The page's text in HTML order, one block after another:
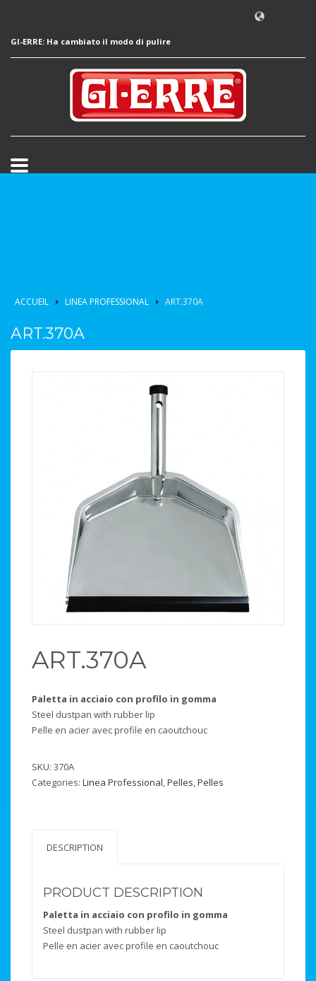
GI-ERRE: Ha cambiato il modo di pulire
ACCUEIL LINEA PROFESSIONAL ART.370A
ART.370A
ART.370A
Paletta in acciaio con profilo in gomma
Steel dustpan with rubber lip
Pelle en acier avec profile en caoutchouc
SKU: 370A
Categories: Linea Professional,Pelles,Pelles
DESCRIPTION
PRODUCT DESCRIPTION
Paletta in acciaio con profilo in gomma
Steel dustpan with rubber lip
Pelle en acier avec profile en caoutchouc